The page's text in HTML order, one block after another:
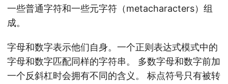
一些普通字符和一些元字符（metacharacters）组
成。
字母和数字表示他们自身。一个正则表达式模式中的
字母和数字匹配同样的字符串。 多数字母和数字前加
一个反斜杠时会拥有不同的含义。 标点符号只有被转